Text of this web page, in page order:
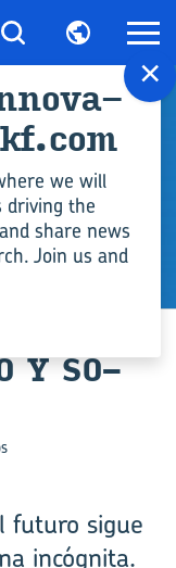
Y SO­
futuro sigue
incógnita.
×
we will
driving the
share news
Join us and